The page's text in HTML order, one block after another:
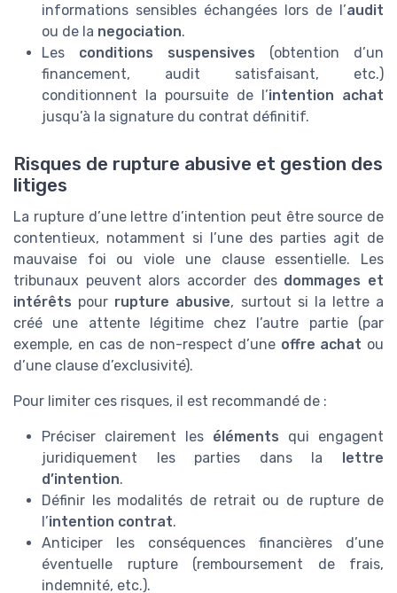
informations sensibles échangées lors de l’audit
ou de la negociation.
Les conditions suspensives (obtention d’un
financement, audit satisfaisant, etc.)
conditionnent la poursuite de l’intention achat
jusqu’à la signature du contrat définitif.
Risques de rupture abusive et gestion des
litiges
La rupture d’une lettre d’intention peut être source de
contentieux, notamment si l’une des parties agit de
mauvaise foi ou viole une clause essentielle. Les
tribunaux peuvent alors accorder des dommages et
intérêts pour rupture abusive, surtout si la lettre a
créé une attente légitime chez l’autre partie (par
exemple, en cas de non-respect d’une offre achat ou
d’une clause d’exclusivité).
Pour limiter ces risques, il est recommandé de :
Préciser clairement les éléments qui engagent
juridiquement les parties dans la lettre
d’intention.
Définir les modalités de retrait ou de rupture de
l’intention contrat.
Anticiper les conséquences financières d’une
éventuelle rupture (remboursement de frais,
indemnité, etc.).